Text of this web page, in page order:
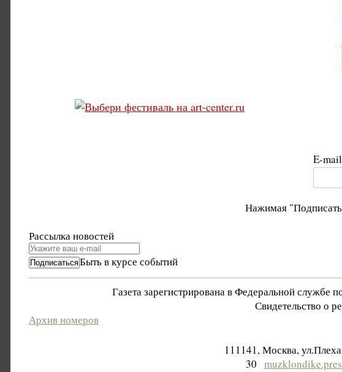
E-mail
Нажимая
Рассылка новостей
Быть в курсе событий
Газета зарегистрирована в Федеральной
Свидетельство о
Архив номеров
111141, Москва,
30